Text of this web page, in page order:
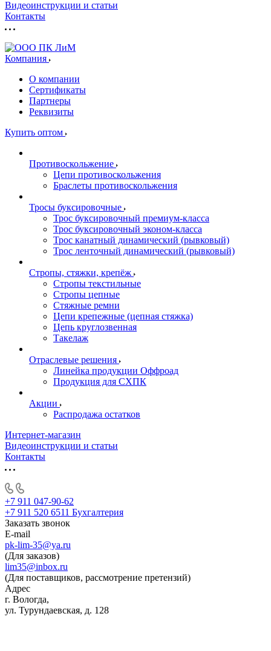
Видеоинструкции и статьи
Контакты
Компания
О компании
Сертификаты
Партнеры
Реквизиты
Купить оптом
Противоскольжение
Цепи противоскольжения
Браслеты противоскольжения
Тросы буксировочные
Трос буксировочный премиум-класса
Трос буксировочный эконом-класса
Трос канатный динамический (рывковый)
Трос ленточный динамический (рывковый)
Стропы, стяжки, крепёж
Стропы текстильные
Стропы цепные
Стяжные ремни
Цепи крепежные (цепная стяжка)
Цепь круглозвенная
Такелаж
Отраслевые решения
Линейка продукции Оффроад
Продукция для СХПК
Акции
Распродажа остатков
Интернет-магазин
Видеоинструкции и статьи
Контакты
+7 911 047-90-62
+7 911 520 6511 Бухгалтерия
Заказать звонок
E-mail
pk-lim-35@ya.ru
(Для заказов)
lim35@inbox.ru
(Для поставщиков, рассмотрение претензий)
Адрес
г. Вологда,
ул. Турундаевская, д. 128